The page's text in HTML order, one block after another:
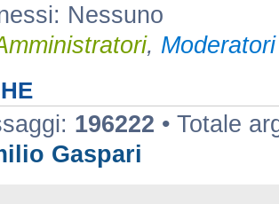
Nessuno
,
196222 • Totale
Gaspari